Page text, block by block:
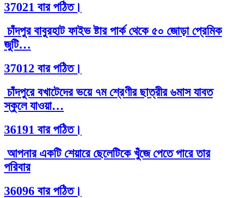
37021 বার পঠিত।
চাঁদপুর বাবুরহাট ফাইভ ষ্টার পার্ক থেকে ৫০ জোড়া প্রেমিক
জুটি…
37012 বার পঠিত।
চাঁদপুরে বখাটেদের ভয়ে ৭ম শ্রেণীর ছাত্রীর ৬মাস যাবত
স্কুলে যাওয়া…
36191 বার পঠিত।
আপনার একটি শেয়ারে ছেলেটিকে খুঁজে পেতে পারে তার
পরিবার
36096 বার পঠিত।